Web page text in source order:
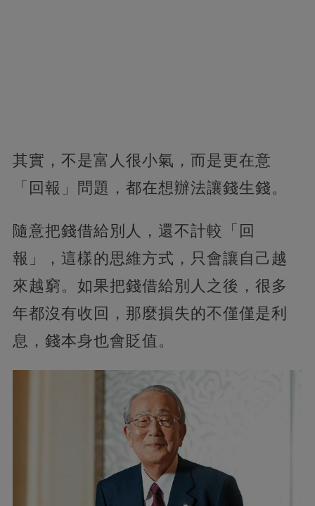
其實，不是富人很小氣，而是更在意
「回報」問題，都在想辦法讓錢生錢。
隨意把錢借給別人，還不計較「回
報」，這樣的思維方式，只會讓自己越
來越窮。如果把錢借給別人之後，很多
年都沒有收回，那麼損失的不僅僅是利
息，錢本身也會貶值。